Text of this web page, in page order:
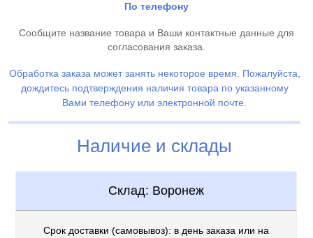
По телефону
Сообщите название товара и Ваши контактные данные для
согласования заказа.
Обработка заказа может занять некоторое время. Пожалуйста,
дождитесь подтверждения наличия товара по указанному
Вами телефону или электронной почте.
Наличие и склады
Склад: Воронеж
Срок доставки (самовывоз): в день заказа или на